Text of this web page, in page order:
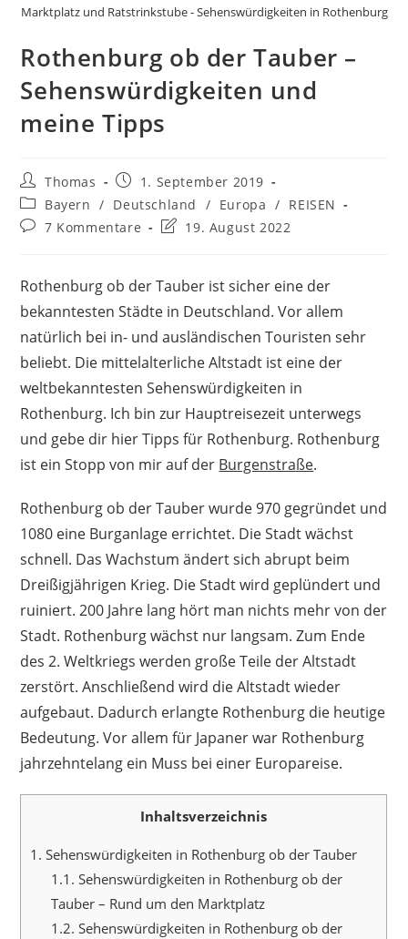
Marktplatz und Ratstrinkstube - Sehenswürdigkeiten in Rothenburg
Rothenburg ob der Tauber –
Sehenswürdigkeiten und
meine Tipps
Beitrags-
Autor:
Thomas
Beitrag
veröffentlicht:
1. September 2019
Beitrags-
Kategorie:
Bayern / Deutschland / Europa / REISEN
Beitrags-
7 Kommentare
Beitrag
am:
19. August 2022
Rothenburg ob der Tauber ist sicher eine der
bekanntesten Städte in Deutschland. Vor allem
natürlich bei in- und ausländischen Touristen sehr
beliebt. Die mittelalterliche Altstadt ist eine der
weltbekanntesten Sehenswürdigkeiten in
Rothenburg. Ich bin zur Hauptreisezeit unterwegs
und gebe dir hier Tipps für Rothenburg. Rothenburg
ist ein Stopp von mir auf der Burgenstraße.
Rothenburg ob der Tauber wurde 970 gegründet und
1080 eine Burganlage errichtet. Die Stadt wächst
schnell. Das Wachstum ändert sich abrupt beim
Dreißigjährigen Krieg. Die Stadt wird geplündert und
ruiniert. 200 Jahre lang hört man nichts mehr von der
Stadt. Rothenburg wächst nur langsam. Zum Ende
des 2. Weltkriegs werden große Teile der Altstadt
zerstört. Anschließend wird die Altstadt wieder
aufgebaut. Dadurch erlangte Rothenburg die heutige
Bedeutung. Vor allem für Japaner war Rothenburg
jahrzehntelang ein Muss bei einer Europareise.
Inhaltsverzeichnis
1. Sehenswürdigkeiten in Rothenburg ob der Tauber
1.1. Sehenswürdigkeiten in Rothenburg ob der
Tauber – Rund um den Marktplatz
1.2. Sehenswürdigkeiten in Rothenburg ob der